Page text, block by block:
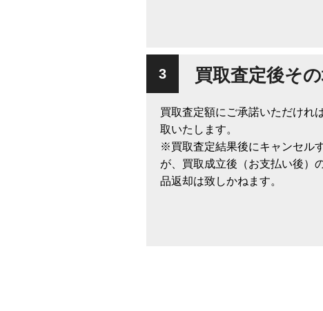
買取査定後そ
買取査定額にご承諾いただけれ
取いたします。
※買取査定結果後にキャンセル
が、買取成立後（お支払い後）
品返却は致しかねます。